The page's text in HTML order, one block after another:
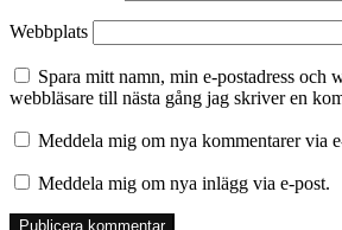
Webbplats
Spara mitt namn, min e-postadress och
webbläsare till nästa gång jag skriver en
Meddela mig om nya kommentarer via
Meddela mig om nya inlägg via e-post.